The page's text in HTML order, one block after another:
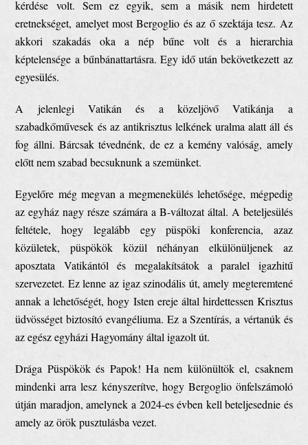
kérdése volt. Sem ez egyik, sem a másik nem hirdetett
eretnekséget, amelyet most Bergoglio és az ő szektája tesz. Az
akkori szakadás oka a nép bűne volt és a hierarchia
képtelensége a bűnbánattartásra. Egy idő után bekövetkezett az
egyesülés.
A jelenlegi Vatikán és a közeljövő Vatikánja a
szabadkőművesek és az antikrisztus lelkének uralma alatt áll és
fog állni. Bárcsak tévednénk, de ez a kemény valóság, amely
előtt nem szabad becsuknunk a szemünket.
Egyelőre még megvan a megmenekülés lehetősége, mégpedig
az egyház nagy része számára a B-változat által. A beteljesülés
feltétele, hogy legalább egy püspöki konferencia, azaz
közületek, püspökök közül néhányan elkülönüljenek az
aposztata Vatikántól és megalakítsátok a paralel igazhitű
szervezetet. Ez lenne az igaz szinodális út, amely megteremtené
annak a lehetőségét, hogy Isten ereje által hirdettessen Krisztus
üdvösséget biztosító evangéliuma. Ez a Szentírás, a vértanúk és
az egész egyházi Hagyomány által igazolt út.
Drága Püspökök és Papok! Ha nem különültök el, csaknem
mindenki arra lesz kényszerítve, hogy Bergoglio önfelszámoló
útján maradjon, amelynek a 2024-es évben kell beteljesednie és
amely az örök pusztulásba vezet.